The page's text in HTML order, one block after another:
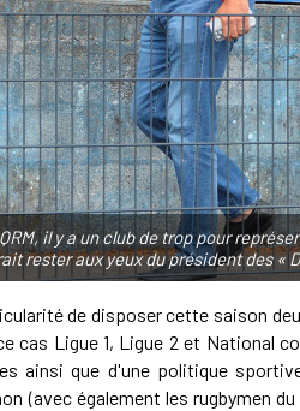
il y a un club de trop pour
rester aux yeux du président des «
de disposer cette saison
cas Ligue 1, Ligue 2 et National
ainsi que d'une politique
(avec également les rugbymen du